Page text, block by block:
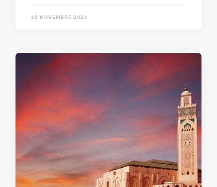
29 NOVEMBRE 2024